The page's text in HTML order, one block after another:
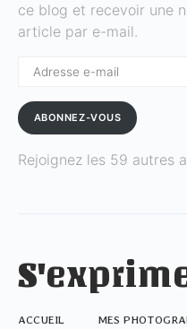
ce blog et recevoir une
article par e-mail.
ABONNEZ-VOUS
Rejoignez les 59 autres
ACCUEIL MES